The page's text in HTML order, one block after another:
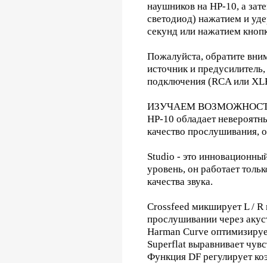
наушников на HP-10, а
светодиод) нажатием и
секунд или нажатием
Пожалуйста, обратите
источник и
подключения (RCA или
ИЗУЧАЕМ
HP-10 обладает
качество прослушивания,
Studio - это
уровень, он работает
качества звука.
Crossfeed микширует L / R
прослушивании через
Harman Curve
Superflat выравнивает
Функция DF регулирует